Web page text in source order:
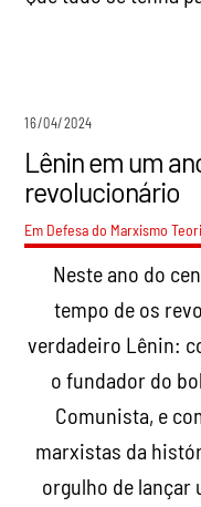
16/04/2024
Lênin em um
revolucionário
Em Defesa do Marxismo
Neste ano do
tempo de os
verdadeiro Lênin:
o fundador do
Comunista, e
marxistas da
orgulho de lançar